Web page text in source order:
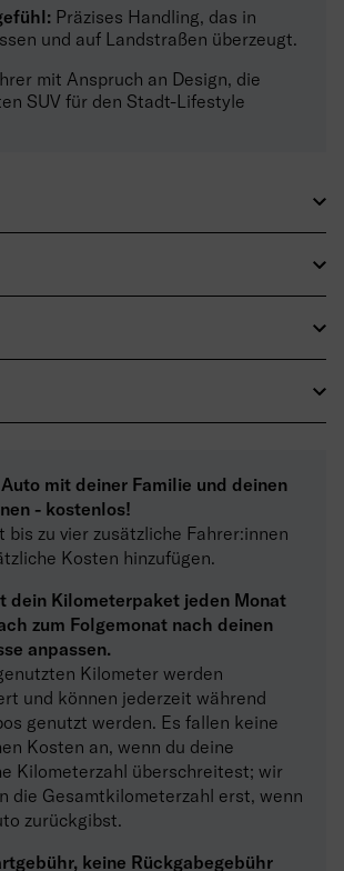
Präzises Handling, das in
und auf Landstraßen überzeugt.
mit Anspruch an Design, die
SUV für den Stadt-Lifestyle
mit deiner Familie und deinen
- kostenlos!
bis zu vier zusätzliche Fahrer:innen
Kosten hinzufügen.
dein Kilometerpaket jeden Monat
zum Folgemonat nach deinen
anpassen.
Kilometer werden
und können jederzeit während
genutzt werden. Es fallen keine
Kosten an, wenn du deine
Kilometerzahl überschreitest; wir
die Gesamtkilometerzahl erst, wenn
zurückgibst.
keine Rückgabegebühr